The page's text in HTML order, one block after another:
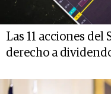
Las 11 acciones
derecho a